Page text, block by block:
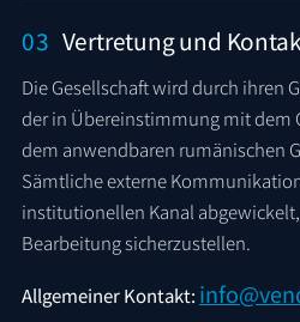
03 Vertretung und
Die Gesellschaft wird durch ihren
der in Übereinstimmung mit dem
dem anwendbaren rumänischen
Sämtliche externe
institutionellen Kanal
Bearbeitung sicherzustellen.
Allgemeiner Kontakt: